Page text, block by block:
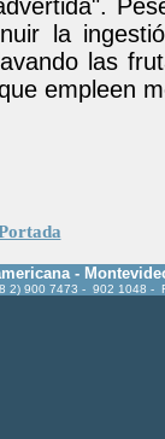
la
las
empleen
-
2) 900 7473 - 902 1048 -